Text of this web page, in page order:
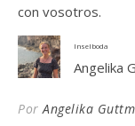
con vosotros.
Inselboda
Angelika
PorAngelika